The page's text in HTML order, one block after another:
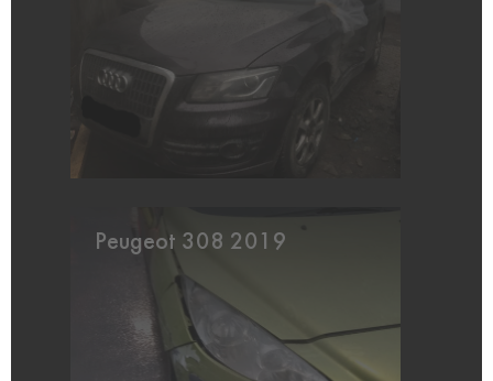
Peugeot 308 2019